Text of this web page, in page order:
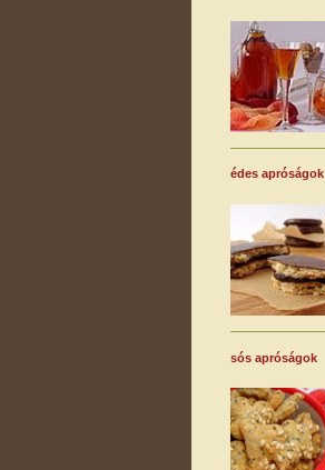
édes apróságok
sós apróságok